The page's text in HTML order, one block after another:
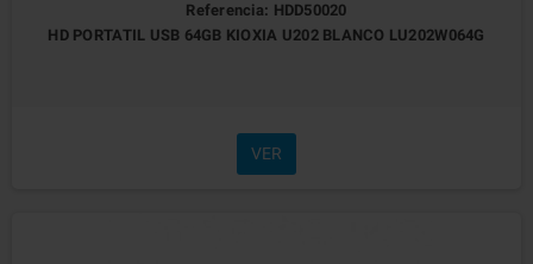
Referencia: HDD50020
HD PORTATIL USB 64GB KIOXIA U202 BLANCO LU202W064G
VER